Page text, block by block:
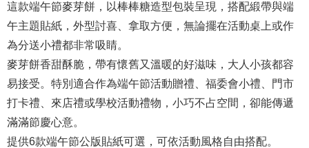
這款端午節麥芽餅，以棒棒糖造型包裝呈現，搭配緞帶與端
午主題貼紙，外型討喜、拿取方便，無論擺在活動桌上或作
為分送小禮都非常吸睛。
麥芽餅香甜酥脆，帶有懷舊又溫暖的好滋味，大人小孩都容
易接受。特別適合作為端午節活動贈禮、福委會小禮、門市
打卡禮、來店禮或學校活動禮物，小巧不占空間，卻能傳遞
滿滿節慶心意。
提供6款端午節公版貼紙可選，可依活動風格自由搭配。